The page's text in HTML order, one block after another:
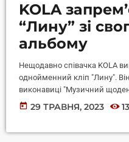
KOLA
“Лину” зі
альбому
Нещодавно співачка KOLA
однойменний кліп "Лину".
виконавиці "Музичний
зібрано п’ять композицій,
емоцію, яку артистка
today 29 ТРАВНЯ, 2023